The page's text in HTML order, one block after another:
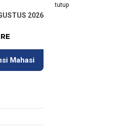
tutup
2026
Tim Universitas Indonesia